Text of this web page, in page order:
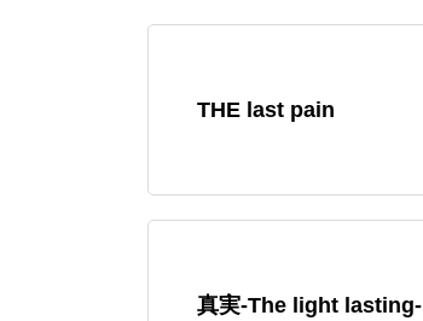
THE last pain
真実-The light lasting-